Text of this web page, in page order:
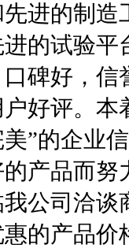
进的制
的试验
碑好，
好评。
”的企业
产品而
公司洽
的产品